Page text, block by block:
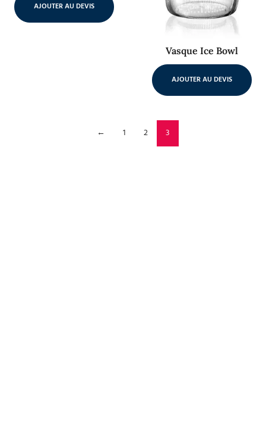
AJOUTER AU DEVIS
Vasque Ice Bowl
AJOUTER AU DEVIS
← 1 2 3